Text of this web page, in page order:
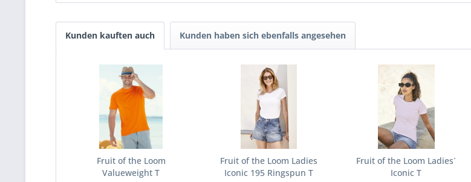
Kunden kauften auch Kunden haben sich ebenfalls angesehen
Fruit of the Loom
Valueweight T
Fruit of the Loom Ladies
Iconic 195 Ringspun T
Fruit of the Loom Ladies´
Iconic T